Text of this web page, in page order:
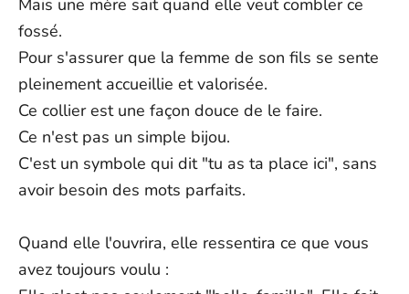
fonction de facteurs externes. Les dates de livraison exactes ne
peuvent être garanties.
N'hésitez pas à nous contacter à l'adresse support@ziella.co si
vous avez d'autres questions ; notre équipe se fera un plaisir de
Mais une mère sait quand elle veut combler ce
fossé.
Pour s'assurer que la femme de son fils se sente
pleinement accueillie et valorisée.
Ce collier est une façon douce de le faire.
Ce n'est pas un simple bijou.
C'est un symbole qui dit "tu as ta place ici", sans
avoir besoin des mots parfaits.
Quand elle l'ouvrira, elle ressentira ce que vous
avez toujours voulu :